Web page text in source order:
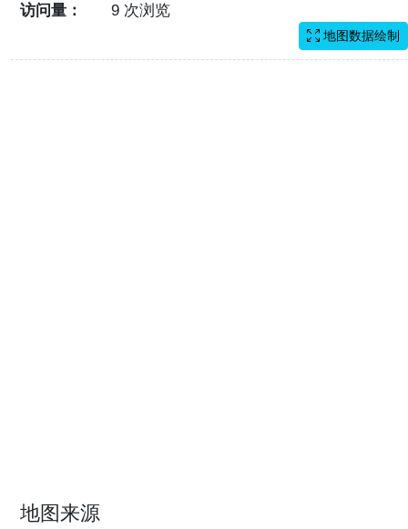
访问量： 9 次浏览
地图数据绘制
地图来源